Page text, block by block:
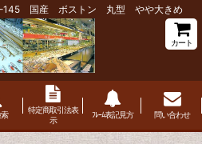
145 国産 ボストン 丸型 やや大きめ
カート
特定商取引法表
示
ﾌﾚｰﾑ表記見方 問い合わせ